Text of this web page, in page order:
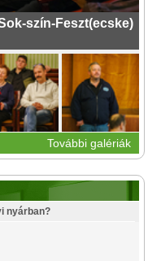
szín-Feszt(ecske)
További galériák
nyárban?